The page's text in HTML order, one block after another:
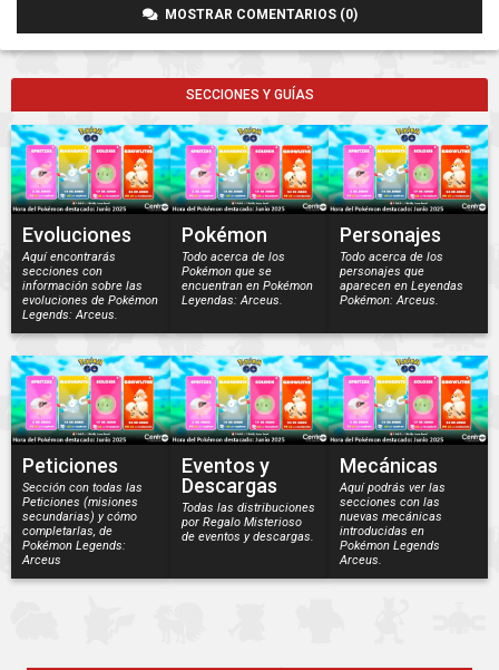
MOSTRAR COMENTARIOS (0)
SECCIONES Y GUÍAS
Evoluciones
Aquí encontrarás
secciones con
información sobre las
evoluciones de Pokémon
Legends: Arceus.
Pokémon
Todo acerca de los
Pokémon que se
encuentran en Pokémon
Leyendas: Arceus.
Personajes
Todo acerca de los
personajes que
aparecen en Leyendas
Pokémon: Arceus.
Peticiones
Sección con todas las
Peticiones (misiones
secundarias) y cómo
completarlas, de
Pokémon Legends:
Arceus
Eventos y
Descargas
Todas las distribuciones
por Regalo Misterioso
de eventos y descargas.
Mecánicas
Aquí podrás ver las
secciones con las
nuevas mecánicas
introducidas en
Pokémon Legends
Arceus.